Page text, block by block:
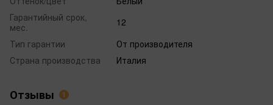
Гарантийный срок,
мес.
12
Тип гарантии
От производителя
Страна производства
Италия
Отзывы 1